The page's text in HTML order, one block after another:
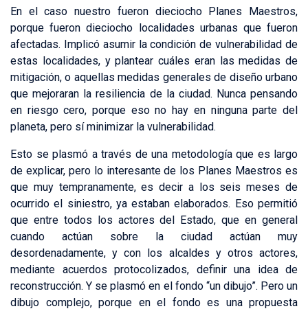
En el caso nuestro fueron dieciocho Planes Maestros,
porque fueron dieciocho localidades urbanas que fueron
afectadas. Implicó asumir la condición de vulnerabilidad de
estas localidades, y plantear cuáles eran las medidas de
mitigación, o aquellas medidas generales de diseño urbano
que mejoraran la resiliencia de la ciudad. Nunca pensando
en riesgo cero, porque eso no hay en ninguna parte del
planeta, pero sí minimizar la vulnerabilidad.
Esto se plasmó a través de una metodología que es largo
de explicar, pero lo interesante de los Planes Maestros es
que muy tempranamente, es decir a los seis meses de
ocurrido el siniestro, ya estaban elaborados. Eso permitió
que entre todos los actores del Estado, que en general
cuando actúan sobre la ciudad actúan muy
desordenadamente, y con los alcaldes y otros actores,
mediante acuerdos protocolizados, definir una idea de
reconstrucción. Y se plasmó en el fondo “un dibujo”. Pero un
dibujo complejo, porque en el fondo es una propuesta